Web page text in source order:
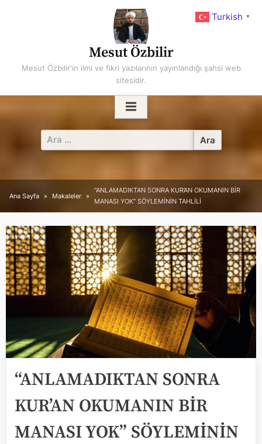
Mesut Özbilir
Mesut Özbilir'in ilmi ve fikri yazılarının yayınlandığı şahsi web
sitesidir.
Arama:
Ana Sayfa Makaleler
“ANLAMADIKTAN SONRA KUR’AN OKUMANIN BİR
MANASI YOK” SÖYLEMİNİN TAHLİLİ
“ANLAMADIKTAN SONRA
KUR’AN OKUMANIN BİR
MANASI YOK” SÖYLEMİNİN
Turkish ▼